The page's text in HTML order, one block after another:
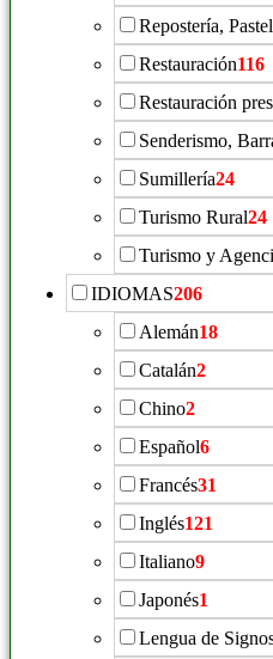
Repostería,
Restauración116
Restauración
Senderismo,
Sumillería24
Turismo Rural24
Turismo y
IDIOMAS206
Alemán18
Catalán2
Chino2
Español6
Francés31
Inglés121
Italiano9
Japonés1
Lengua de